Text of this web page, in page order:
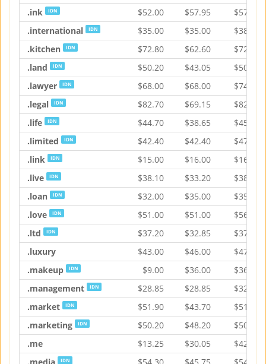
.ink
IDN $52.00 $57.95 $57.95
.international
IDN $35.00 $35.00 $38.35
.kitchen
IDN $72.80 $62.60 $72.80
.land
IDN $50.20 $43.05 $50.20
.lawyer
IDN $68.00 $68.00 $74.85
.legal
IDN $82.70 $69.15 $82.70
.life
IDN $44.70 $38.65 $45.70
.limited
IDN $42.40 $42.40 $47.30
.link
IDN $15.00 $16.00 $16.35
.live
IDN $38.10 $33.20 $38.10
.loan
IDN $32.00 $35.00 $35.90
.love
IDN $51.00 $51.00 $56.95
.ltd
IDN $37.20 $32.85 $37.60
.luxury
$43.00 $46.00 $47.20
.makeup
IDN $9.00 $36.00 $36.00
.management
IDN $28.85 $28.85 $32.20
.market
IDN $51.90 $43.70 $51.90
.marketing
IDN $50.20 $48.20 $50.20
.me
$13.25 $30.05 $42.80
IDN